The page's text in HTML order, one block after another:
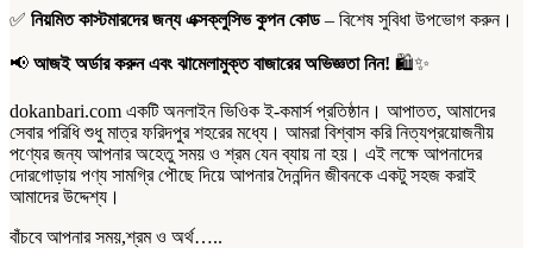
✅ নিয়মিত কাস্টমারদের জন্য এক্সক্লুসিভ কুপন কোড– বিশেষ সুবিধা উপভোগ করুন।
📢 আজই অর্ডার করুন এবং ঝামেলামুক্ত বাজারের অভিজ্ঞতা নিন! 🛍️✨
dokanbari.com একটি অনলাইন ভিওিক ই-কমার্স প্রতিষ্ঠান। আপাতত, আমাদের
সেবার পরিধি শুধু মাত্র ফরিদপুর শহরের মধ্যে। আমরা বিশ্বাস করি নিত্যপ্রয়োজনীয়
পণ্যের জন্য আপনার অহেতু সময় ও শ্রম যেন ব্যায় না হয়। এই লক্ষে আপনাদের
দোরগোড়ায় পণ্য সামগ্রি পৌছে দিয়ে আপনার দৈনন্দিন জীবনকে একটু সহজ করাই
আমাদের উদ্দেশ্য।
বাঁচবে আপনার সময়,শ্রম ও অর্থ…..